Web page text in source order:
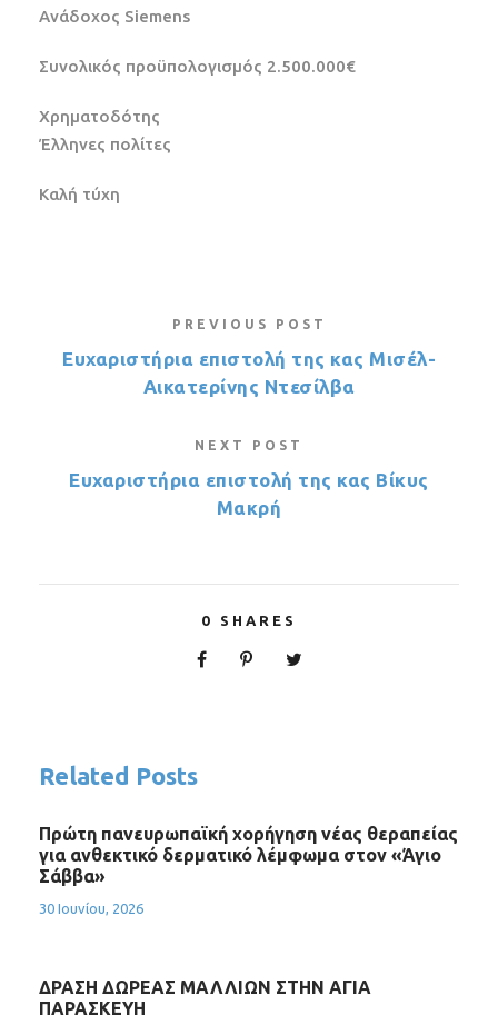
Ανάδοχος Siemens
Συνολικός προϋπολογισμός 2.500.000€
Χρηματοδότης
Έλληνες πολίτες
Καλή τύχη
PREVIOUS POST
Ευχαριστήρια επιστολή της κας Μισέλ-
Αικατερίνης Ντεσίλβα
NEXT POST
Ευχαριστήρια επιστολή της κας Βίκυς
Μακρή
0 SHARES
Related Posts
Πρώτη πανευρωπαϊκή χορήγηση νέας θεραπείας
για ανθεκτικό δερματικό λέμφωμα στον «Άγιο
Σάββα»
30 Ιουνίου, 2026
ΔΡΑΣΗ ΔΩΡΕΑΣ ΜΑΛΛΙΩΝ ΣΤΗΝ ΑΓΙΑ
ΠΑΡΑΣΚΕΥΗ